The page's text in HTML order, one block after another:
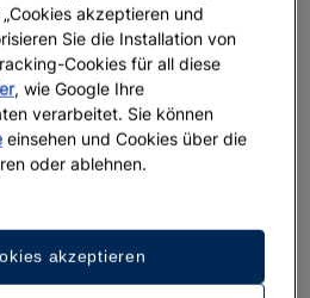
akzeptieren und
Sie die Installation von
Cookies für all diese
, wie Google Ihre
verarbeitet. Sie können
einsehen und Cookies über die
oder ablehnen.
akzeptieren